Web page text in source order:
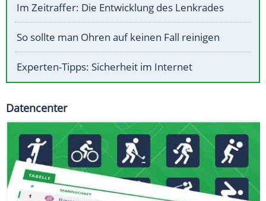
Im Zeitraffer: Die Entwicklung des Lenkrades
So sollte man Ohren auf keinen Fall reinigen
Experten-Tipps: Sicherheit im Internet
Datencenter